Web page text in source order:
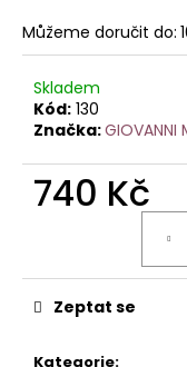
Můžeme doručit do:
Skladem
Kód: 130
Značka:GIOVANNI
740 Kč
Kategorie:
Zeptat se
o
u
č
u